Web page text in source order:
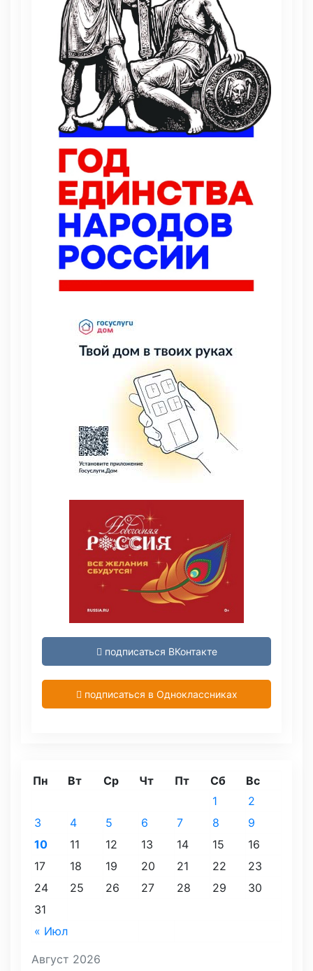
подписаться ВКонтакте
подписаться в Одноклассниках
Август 2026
Пн Вт Ср Чт Пт Сб Вс
« Июл
1
2
3
4 5 6 7 8
9
10
11 12 13 14 15
16
17
18 19 20 21 22
23
24
25 26 27 28 29
30
31